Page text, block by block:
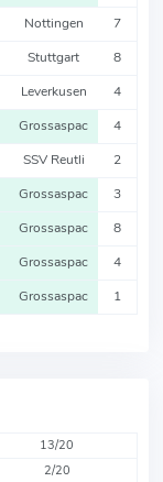
Nottingen 7
Stuttgart 8
Leverkusen 4
Grossaspac 4
SSV Reutli 2
Grossaspac 3
Grossaspac 8
Grossaspac 4
Grossaspac 1
13/20
2/20